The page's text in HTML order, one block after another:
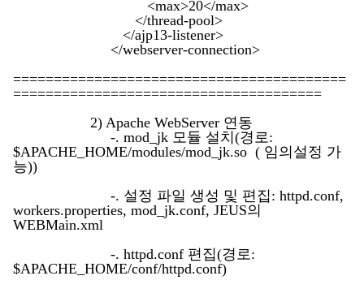
<max>20</max>
</thread-pool>
</ajp13-listener>
</webserver-connection>
=========================================
======================================
2) Apache WebServer 연동
-. mod_jk 모듈 설치(경로:
$APACHE_HOME/modules/mod_jk.so ( 임의설정 가
능))
-. 설정 파일 생성 및 편집: httpd.conf,
workers.properties, mod_jk.conf, JEUS의
WEBMain.xml
-. httpd.conf 편집(경로:
$APACHE_HOME/conf/httpd.conf)